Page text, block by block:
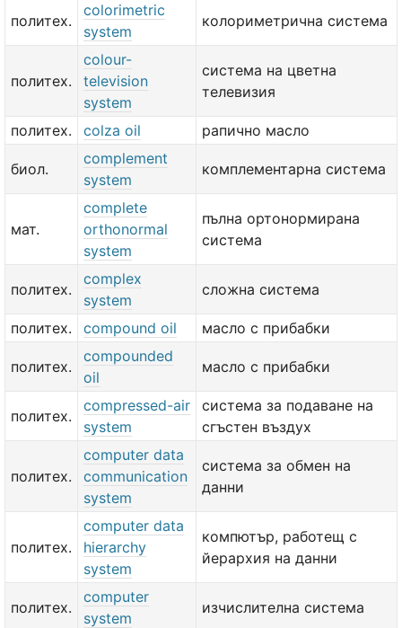
политех.
colorimetric
system
колориметрична система
политех.
colour-
television
system
система на цветна
телевизия
политех. colza oil рапично масло
биол.
complement
system
комплементарна система
мат.
complete
orthonormal
system
пълна ортонормирана
система
политех.
complex
system
сложна система
политех. compound oil масло с прибабки
политех.
compounded
oil
масло с прибабки
политех.
compressed-air
system
система за подаване на
сгъстен въздух
политех.
computer data
communication
system
система за обмен на
данни
политех.
computer data
hierarchy
system
компютър, работещ с
йерархия на данни
политех.
computer
system
изчислителна система